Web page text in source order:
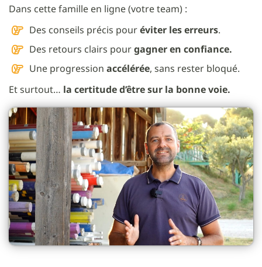
Dans cette famille en ligne (votre team) :
Des conseils précis pouréviter les erreurs.
Des retours clairs pourgagner en confiance.
Une progression accélérée, sans rester bloqué.
Et surtout… la certitude d’être sur la bonne voie.